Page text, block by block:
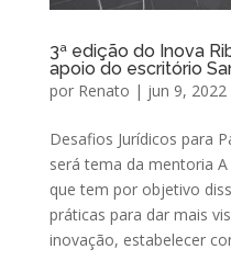
3ª edição do Inova
apoio do escritório
por Renato | jun 9, 2022
Desafios Jurídicos para
será tema da mentoria
que tem por objetivo
práticas para dar mais
inovação, estabelecer